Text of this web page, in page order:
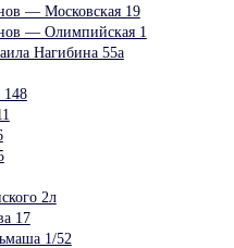
— Московская 19
— Олимпийская 1
Нагибина 55а
148
2л
17
1/52